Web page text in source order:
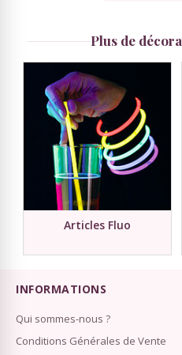
Plus de
Articles Fluo
INFORMATIONS
Qui sommes-nous ?
Conditions Générales de Vente